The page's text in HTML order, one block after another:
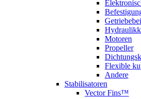
Motoren
Propeller
Flexible
Andere
Stabilisatoren
Vector Fins™